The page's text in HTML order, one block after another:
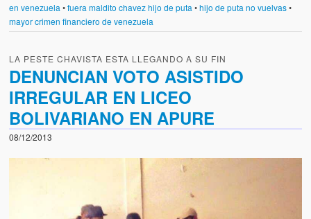
en venezuela •fuera maldito chavez hijo de puta •hijo de puta no vuelvas•
mayor crimen financiero de venezuela
LA PESTE CHAVISTA ESTA LLEGANDO A SU FIN
DENUNCIAN VOTO ASISTIDO
IRREGULAR EN LICEO
BOLIVARIANO EN APURE
08/12/2013